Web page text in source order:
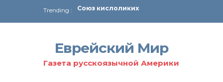
Trending :
Соглашение США с Ираном
Технология Революции в Иране
От Ирана до Ливана и Газы
Еврейский Мир
Газета русскоязычной Америки